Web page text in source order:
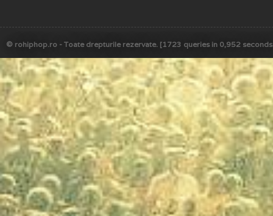
© rohiphop.ro - Toate drepturile rezervate. [1723 queries in 0,952